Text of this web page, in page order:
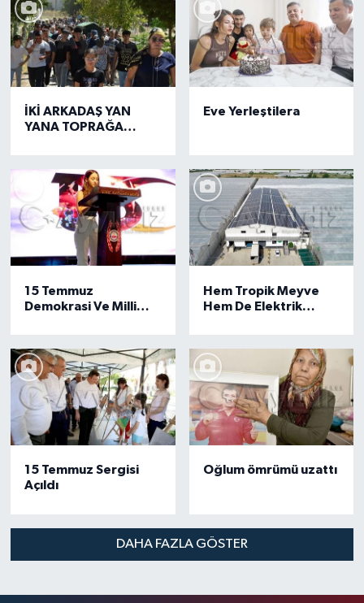
İKİ ARKADAŞ YAN
YANA TOPRAĞA
Eve Yerleştilera
15 Temmuz
Demokrasi Ve Milli
Hem Tropik Meyve
Hem De Elektrik
15 Temmuz Sergisi
Açıldı
Oğlum ömrümü uzattı
DAHA FAZLA GÖSTER